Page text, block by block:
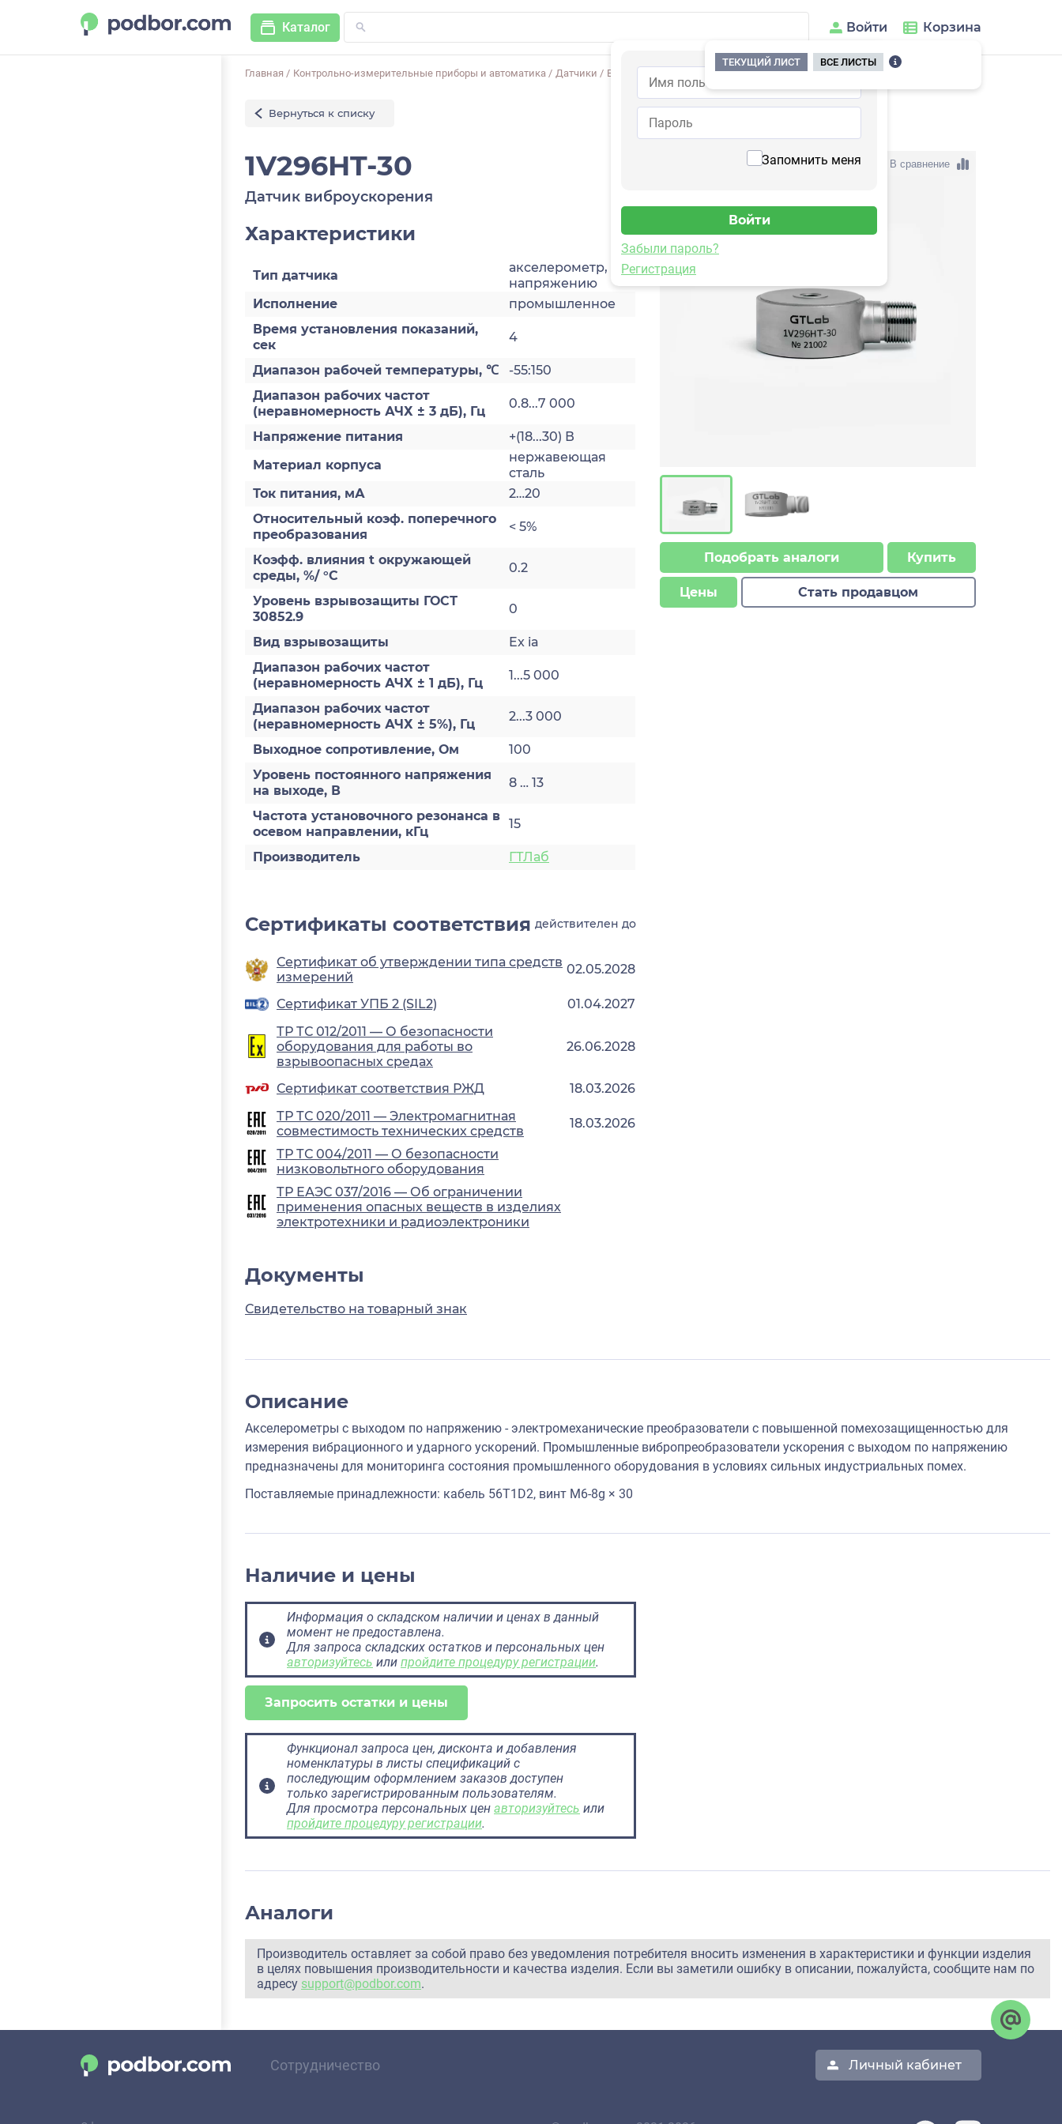
Каталог Войти
Запомнить меня
Забыли пароль?
Регистрация
Корзина
ТЕКУЩИЙ ЛИСТ
ВСЕ ЛИСТЫ
Главная / Контрольно-измерительные приборы и автоматика / Датчики / Виброускорения 1V296HT-30
Вернуться к списку
1V296HT-30
Датчик виброускорения
Характеристики
Тип датчика
акселерометр, по
напряжению
Исполнение
промышленное
Время установления показаний,
сек
4
Диапазон рабочей температуры, ℃
-55:150
Диапазон рабочих частот
(неравномерность АЧХ ± 3 дБ), Гц
0.8...7 000
Напряжение питания
+(18...30) В
Материал корпуса
нержавеющая
сталь
Ток питания, мА
2…20
Относительный коэф. поперечного
преобразования
< 5%
Коэфф. влияния t окружающей
среды, %/ °С
0.2
Уровень взрывозащиты ГОСТ
30852.9
0
Вид взрывозащиты
Ex ia
Диапазон рабочих частот
(неравномерность АЧХ ± 1 дБ), Гц
1...5 000
Диапазон рабочих частот
(неравномерность АЧХ ± 5%), Гц
2...3 000
Выходное сопротивление, Ом
100
Уровень постоянного напряжения
на выходе, В
8 … 13
Частота установочного резонанса в
осевом направлении, кГц
15
Производитель ГТЛаб
В сравнение
Подобрать аналоги Купить
Цены Стать продавцом
Сертификаты соответствия действителен до
Сертификат об утверждении типа средств
измерений
02.05.2028
Сертификат УПБ 2 (SIL2)
01.04.2027
ТР ТС 012/2011 — О безопасности
оборудования для работы во
взрывоопасных средах
26.06.2028
Сертификат соответствия РЖД
18.03.2026
ТР ТС 020/2011 — Электромагнитная
совместимость технических средств
18.03.2026
ТР ТС 004/2011 — О безопасности
низковольтного оборудования
ТР ЕАЭС 037/2016 — Об ограничении
применения опасных веществ в изделиях
электротехники и радиоэлектроники
Документы
Свидетельство на товарный знак
Описание
Акселерометры с выходом по напряжению - электромеханические преобразователи с повышенной помехозащищенностью для
измерения вибрационного и ударного ускорений. Промышленные вибропреобразователи ускорения с выходом по напряжению
предназначены для мониторинга состояния промышленного оборудования в условиях сильных индустриальных помех.
Поставляемые принадлежности: кабель 56T1D2, винт M6-8g × 30
Наличие и цены
Информация о складском наличии и ценах в данный
момент не предоставлена.
Для запроса складских остатков и персональных цен
авторизуйтесь или пройдите процедуру регистрации.
Запросить остатки и цены
Функционал запроса цен, дисконта и добавления
номенклатуры в листы спецификаций с
последующим оформлением заказов доступен
только зарегистрированным пользователям.
Для просмотра персональных цен авторизуйтесь или
пройдите процедуру регистрации.
Аналоги
Производитель оставляет за собой право без уведомления потребителя вносить изменения в характеристики и функции изделия
в целях повышения производительности и качества изделия. Если вы заметили ошибку в описании, пожалуйста, сообщите нам по
адресу support@podbor.com.
Сотрудничество Личный кабинет